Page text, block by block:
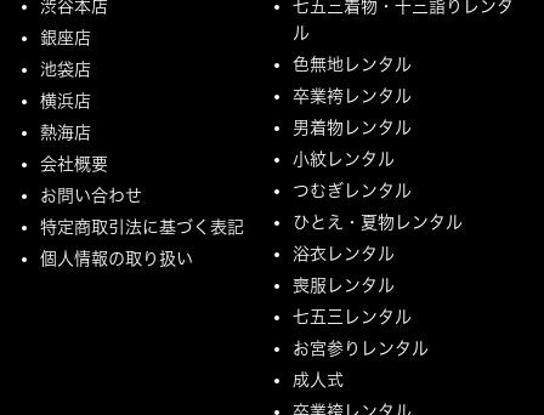
渋谷本店
銀座店
池袋店
横浜店
熱海店
会社概要
お問い合わせ
特定商取引法に基づく表記
個人情報の取り扱い
七五三着物・十三詣りレンタ
ル
色無地レンタル
卒業袴レンタル
男着物レンタル
小紋レンタル
つむぎレンタル
ひとえ・夏物レンタル
浴衣レンタル
喪服レンタル
七五三レンタル
お宮参りレンタル
成人式
卒業袴レンタル